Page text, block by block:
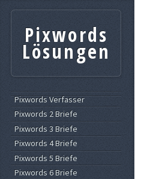
Pixwords
Lösungen
Pixwords Verfasser
Pixwords 2 Briefe
Pixwords 3 Briefe
Pixwords 4 Briefe
Pixwords 5 Briefe
Pixwords 6 Briefe